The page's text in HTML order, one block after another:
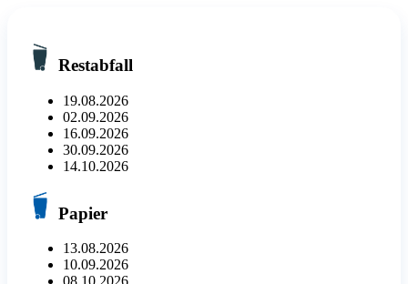
Restabfall
19.08.2026
02.09.2026
16.09.2026
30.09.2026
14.10.2026
Papier
13.08.2026
10.09.2026